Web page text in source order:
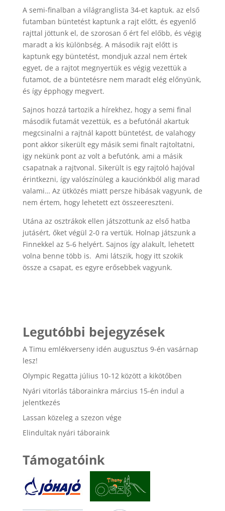
A semi-finalban a világranglista 34-et kaptuk. az első
futamban büntetést kaptunk a rajt előtt, és egyenlő
rajttal jöttunk el, de szorosan ő ért fel előbb, és végig
maradt a kis különbség. A második rajt előtt is
kaptunk egy büntetést, mondjuk azzal nem értek
egyet, de a rajtot megnyertük es végig vezettük a
futamot, de a büntetésre nem maradt elég előnyünk,
és így épphogy megvert.
Sajnos hozzá tartozik a hírekhez, hogy a semi final
második futamát vezettük, es a befutónál akartuk
megcsinalni a rajtnál kapott büntetést, de valahogy
pont akkor sikerült egy másik semi finalt rajtoltatni,
igy nekünk pont az volt a befutónk, ami a másik
csapatnak a rajtvonal. Sikerült is egy rajtoló hajóval
érintkezni, így valószínüleg a kauciónkból alig marad
valami… Az ütközés miatt persze hibásak vagyunk, de
nem értem, hogy lehetett ezt összeereszteni.
Utána az osztrákok ellen játszottunk az első hatba
jutásért, őket végül 2-0 ra vertük. Holnap játszunk a
Finnekkel az 5-6 helyért. Sajnos így alakult, lehetett
volna benne több is. Ami látszik, hogy itt szokik
össze a csapat, es egyre erősebbek vagyunk.
Legutóbbi bejegyzések
A Timu emlékverseny idén augusztus 9-én vasárnap
lesz!
Olympic Regatta július 10-12 között a kikötőben
Nyári vitorlás táborainkra március 15-én indul a
jelentkezés
Lassan közeleg a szezon vége
Elindultak nyári táboraink
Támogatóink